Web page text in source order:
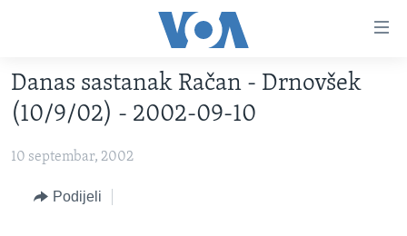
glavni
sadržaj
Pređi
na
navigaciju
TV PROGRAM
VIDEO
FOTOGRAFIJE DANA
VIJESTI
Danas sastanak Račan - Drnovšek
(10/9/02) - 2002-09-10
10 septembar, 2002
Podijeli